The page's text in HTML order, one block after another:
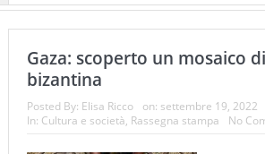
Gaza: scoperto un mosaico
bizantina
Posted By: Elisa Ricco on: settembre 19, 2022
In: Cultura e società, Rassegna stampa No